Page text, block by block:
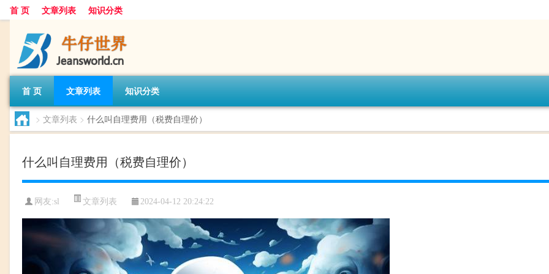
首 页 文章列表 知识分类
首 页 文章列表 知识分类
> 文章列表 > 什么叫自理费用（税费自理价）
什么叫自理费用（税费自理价）
网友:sl 文章列表 2024-04-12 20:24:22